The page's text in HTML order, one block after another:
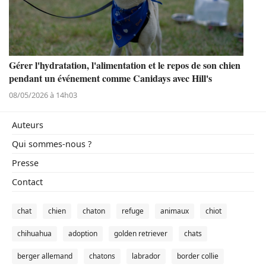
Gérer l'hydratation, l'alimentation et le repos de son chien
pendant un événement comme Canidays avec Hill's
08/05/2026 à 14h03
Auteurs
Qui sommes-nous ?
Presse
Contact
chat chien chaton refuge animaux chiot
chihuahua adoption golden retriever chats
berger allemand chatons labrador border collie